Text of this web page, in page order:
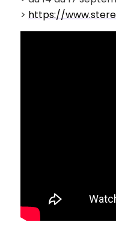
> https://